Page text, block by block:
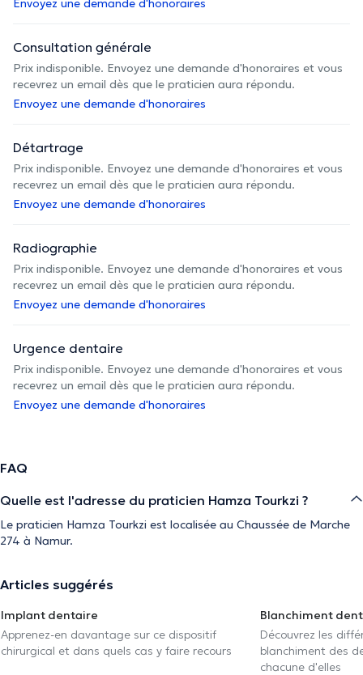
Envoyez une demande d'honoraires
Consultation générale
Prix indisponible. Envoyez une demande d'honoraires et vous
recevrez un email dès que le praticien aura répondu.
Envoyez une demande d'honoraires
Détartrage
Prix indisponible. Envoyez une demande d'honoraires et vous
recevrez un email dès que le praticien aura répondu.
Envoyez une demande d'honoraires
Radiographie
Prix indisponible. Envoyez une demande d'honoraires et vous
recevrez un email dès que le praticien aura répondu.
Envoyez une demande d'honoraires
Urgence dentaire
Prix indisponible. Envoyez une demande d'honoraires et vous
recevrez un email dès que le praticien aura répondu.
Envoyez une demande d'honoraires
FAQ
Quelle est l'adresse du praticien Hamza Tourkzi ?
Le praticien Hamza Tourkzi est localisée au Chaussée de Marche
274 à Namur.
Articles suggérés
Implant dentaire
Apprenez-en davantage sur ce dispositif
chirurgical et dans quels cas y faire recours
Blanchiment
Découvrez les
blanchiment des
chacune d'elles